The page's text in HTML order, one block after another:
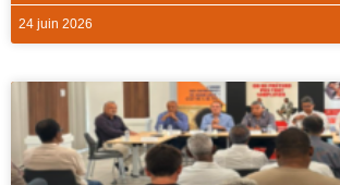
24 juin 2026